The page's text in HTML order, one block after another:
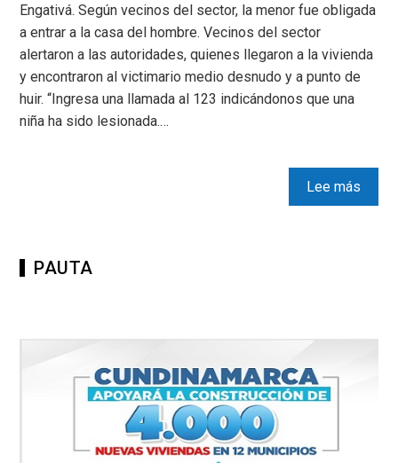
Engativá. Según vecinos del sector, la menor fue obligada
a entrar a la casa del hombre. Vecinos del sector
alertaron a las autoridades, quienes llegaron a la vivienda
y encontraron al victimario medio desnudo y a punto de
huir. “Ingresa una llamada al 123 indicándonos que una
niña ha sido lesionada.…
Lee más
PAUTA